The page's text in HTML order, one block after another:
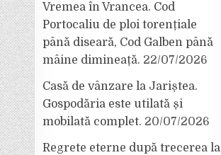
Vremea în Vrancea. Cod
Portocaliu de ploi torențiale
până diseară, Cod Galben până
mâine dimineață. 22/07/2026
Casă de vânzare la Jariștea.
Gospodăria este utilată și
mobilată complet. 20/07/2026
Regrete eterne după trecerea la